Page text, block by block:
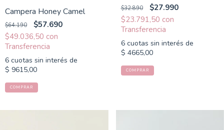
Campera Honey Camel
$64.190
$57.690
$49.036,50 con
6 cuotas sin interés de
$ 9615,00
COMPRAR
$32.890
$27.990
$23.791,50 con
6 cuotas sin interés de
$ 4665,00
COMPRAR